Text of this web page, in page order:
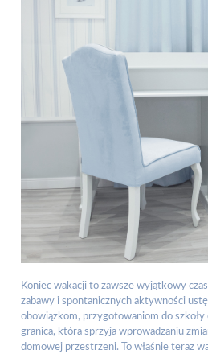
Koniec wakacji to zawsze wyjątkowy
zabawy i spontanicznych aktywności
obowiązkom, przygotowaniom do szkoły
granica, która sprzyja wprowadzaniu
domowej przestrzeni. To właśnie teraz